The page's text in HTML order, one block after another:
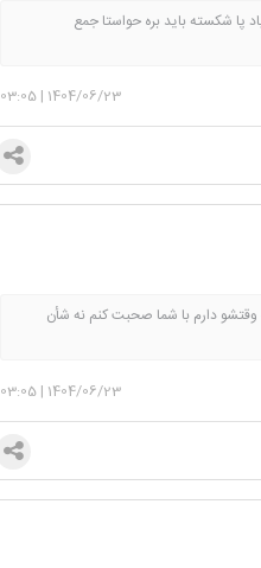
شکسته باید بره حواستا جمع
1404/06/23
|
03:05
دارم با شما صحبت کنم نه شأن
1404/06/23
|
03:05